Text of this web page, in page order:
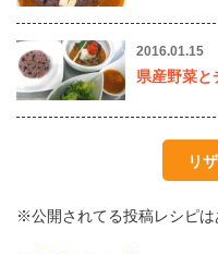
2016.01.15
県産野菜と
リ
※公開されてる投稿レシピは